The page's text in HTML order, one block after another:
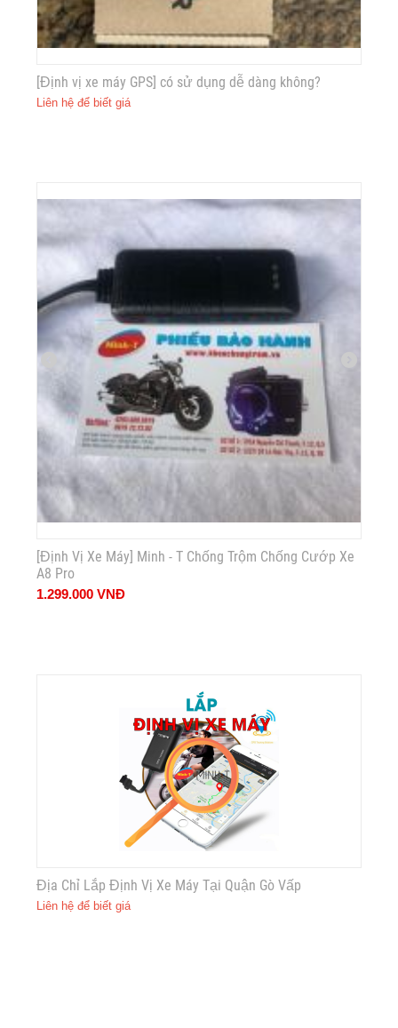
[Định vị xe máy GPS] có sử dụng dễ dàng không?
Liên hệ để biết giá
[Định Vị Xe Máy] Minh - T Chống Trộm Chống Cướp Xe
A8 Pro
1.299.000 VNĐ
Địa Chỉ Lắp Định Vị Xe Máy Tại Quận Gò Vấp
Liên hệ để biết giá